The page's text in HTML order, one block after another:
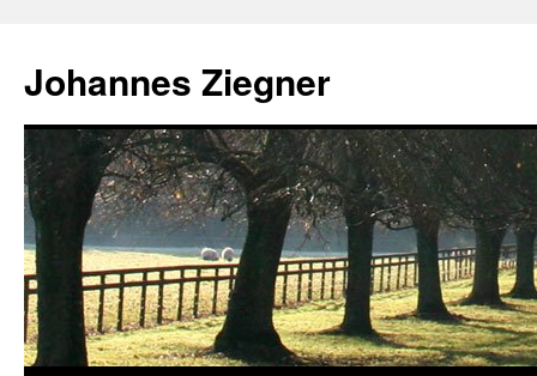
springen
Johannes Ziegner